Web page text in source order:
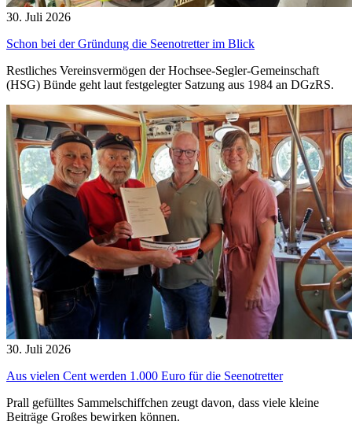
30. Juli 2026
Schon bei der Gründung die Seenotretter im Blick
Restliches Vereinsvermögen der Hochsee-Segler-Gemeinschaft
(HSG) Bünde geht laut festgelegter Satzung aus 1984 an DGzRS.
30. Juli 2026
Aus vielen Cent werden 1.000 Euro für die Seenotretter
Prall gefülltes Sammelschiffchen zeugt davon, dass viele kleine
Beiträge Großes bewirken können.